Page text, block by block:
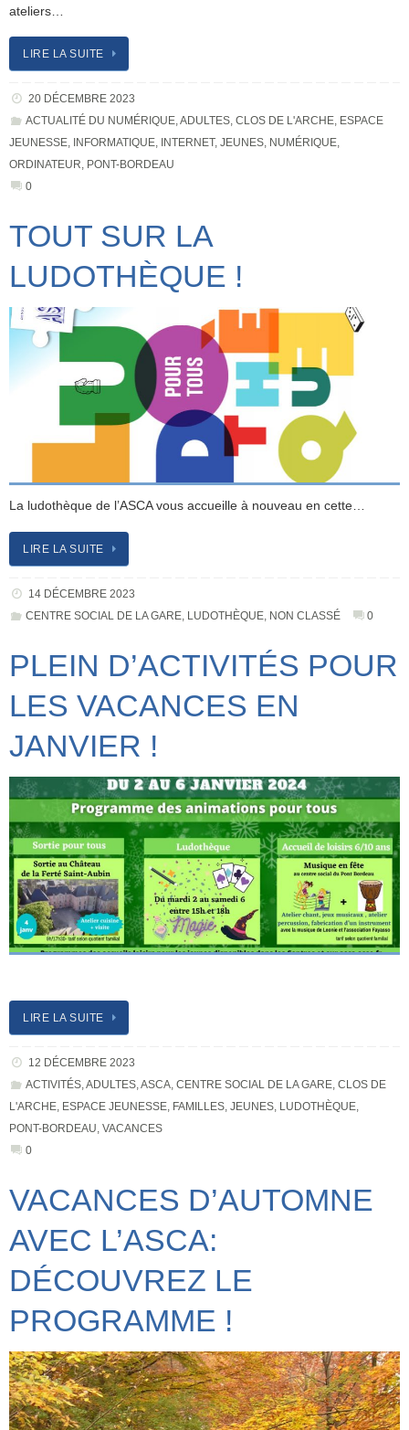
ateliers…
LIRE LA SUITE
20 DÉCEMBRE 2023
ACTUALITÉ DU NUMÉRIQUE,ADULTES, CLOS DE L'ARCHE, ESPACE
JEUNESSE, INFORMATIQUE, INTERNET, JEUNES, NUMÉRIQUE,
ORDINATEUR, PONT-BORDEAU
0
TOUT SUR LA
LUDOTHÈQUE !
La ludothèque de l’ASCA vous accueille à nouveau en cette…
LIRE LA SUITE
14 DÉCEMBRE 2023
CENTRE SOCIAL DE LA GARE, LUDOTHÈQUE, NON CLASSÉ 0
PLEIN D’ACTIVITÉS POUR
LES VACANCES EN
JANVIER !
LIRE LA SUITE
12 DÉCEMBRE 2023
ACTIVITÉS,ADULTES,ASCA, CENTRE SOCIAL DE LA GARE, CLOS DE
L'ARCHE, ESPACE JEUNESSE, FAMILLES, JEUNES, LUDOTHÈQUE,
PONT-BORDEAU, VACANCES
0
VACANCES D’AUTOMNE
AVEC L’ASCA:
DÉCOUVREZ LE
PROGRAMME !